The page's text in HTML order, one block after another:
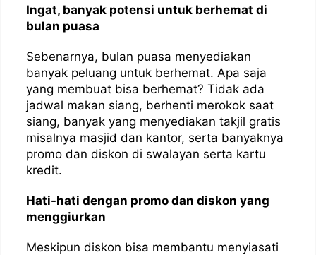
Ingat, banyak potensi untuk berhemat di
bulan puasa
Sebenarnya, bulan puasa menyediakan
banyak peluang untuk berhemat. Apa saja
yang membuat bisa berhemat? Tidak ada
jadwal makan siang, berhenti merokok saat
siang, banyak yang menyediakan takjil gratis
misalnya masjid dan kantor, serta banyaknya
promo dan diskon di swalayan serta kartu
kredit.
Hati-hati dengan promo dan diskon yang
menggiurkan
Meskipun diskon bisa membantu menyiasati